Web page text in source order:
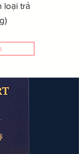
loại trả